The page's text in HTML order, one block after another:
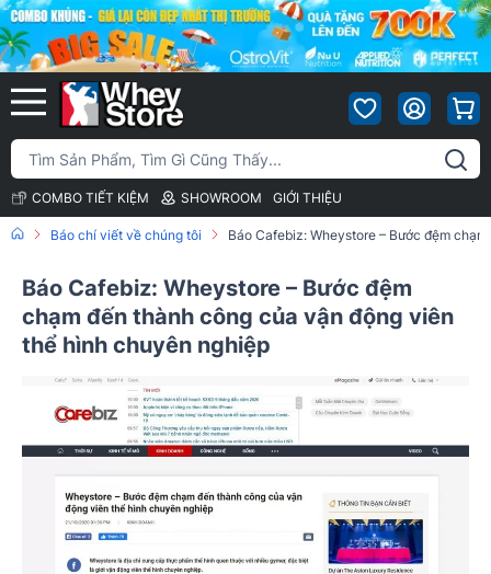
COMBO TIẾT KIỆM SHOWROOM GIỚI THIỆU
Báo chí viết về chúng tôi Báo Cafebiz: Wheystore – Bước đệm
Báo Cafebiz: Wheystore – Bước đệm
chạm đến thành công của vận động viên
thể hình chuyên nghiệp